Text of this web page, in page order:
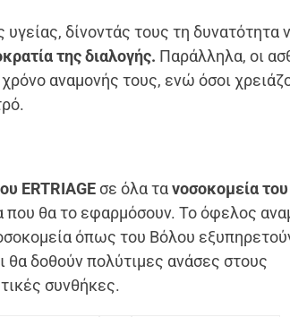
δίνοντάς τους τη δυνατότητα
της διαλογής. Παράλληλα, οι
αναμονής τους, ενώ όσοι
ERTRIAGE σε όλα τανοσοκομεία
που θα το εφαρμόσουν. Το όφελος
όπως του Βόλου
θα δοθούν πολύτιμες ανάσες στους
συνθήκες.